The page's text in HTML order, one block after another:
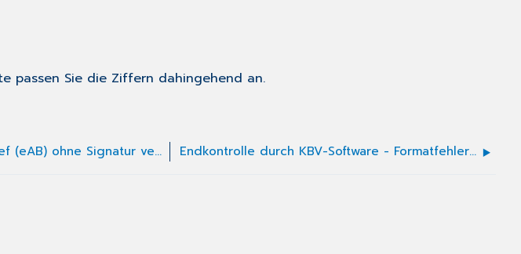
passen Sie die Ziffern dahingehend an.
Elektronischen Arztbrief (eAB) ohne Signatur versenden Endkontrolle durch KBV-Software - Formatfehler: Die Angabe 'OP-Schlüssel' entspricht nicht dem erlaubten Format